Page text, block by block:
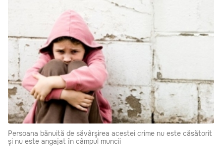
Persoana bănuită de săvârşirea acestei crime nu este căsătorit
și nu este angajat în câmpul muncii